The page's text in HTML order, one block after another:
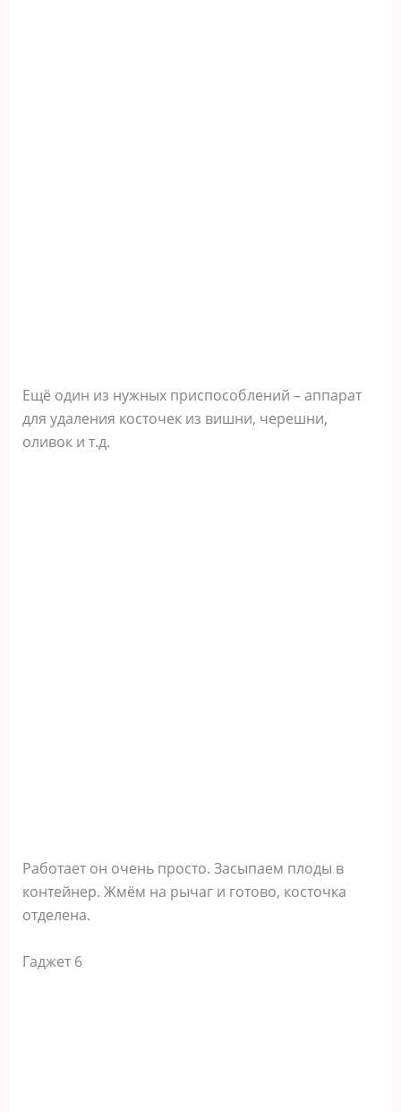
Ещё один из нужных приспособлений – аппарат
для удаления косточек из вишни, черешни,
оливок и т.д.
Работает он очень просто. Засыпаем плоды в
контейнер. Жмём на рычаг и готово, косточка
отделена.
Гаджет 6